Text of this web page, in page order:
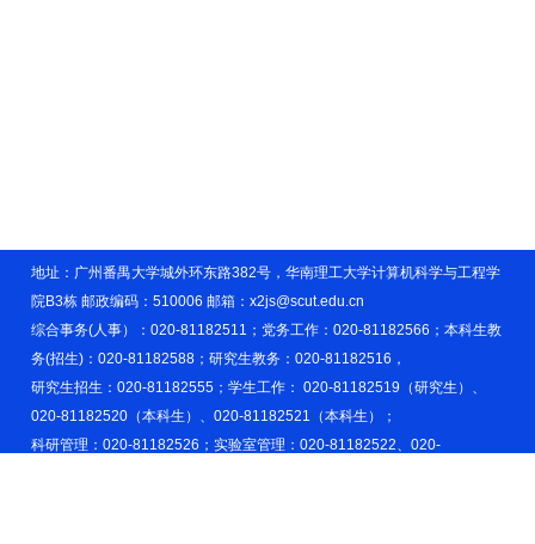
地址：广州番禺大学城外环东路382号，华南理工大学计算机科学与工程学
院B3栋 邮政编码：510006 邮箱：x2js@scut.edu.cn
综合事务(人事）：020-81182511；党务工作：020-81182566；本科生教
务(招生)：020-81182588；研究生教务：020-81182516，
研究生招生：020-81182555；学生工作： 020-81182519（研究生）、
020-81182520（本科生）、020-81182521（本科生）；
科研管理：020-81182526；实验室管理：020-81182522、020-